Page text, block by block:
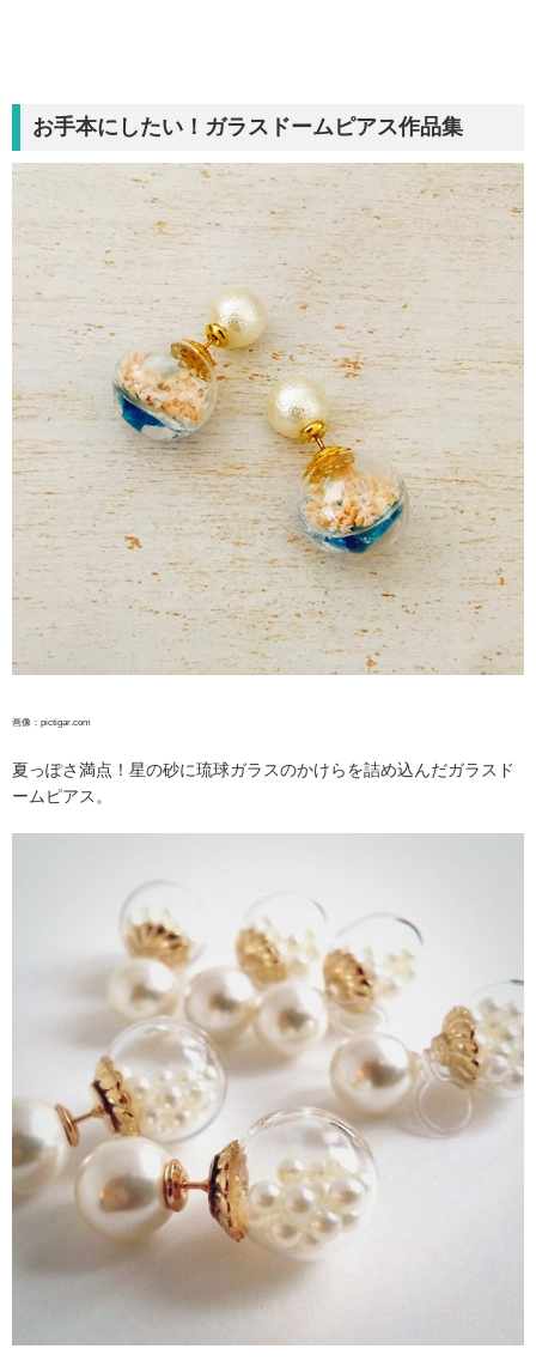
お手本にしたい！ガラスドームピアス作品集
画像：pictigar.com
夏っぽさ満点！星の砂に琉球ガラスのかけらを詰め込んだガラスド
ームピアス。